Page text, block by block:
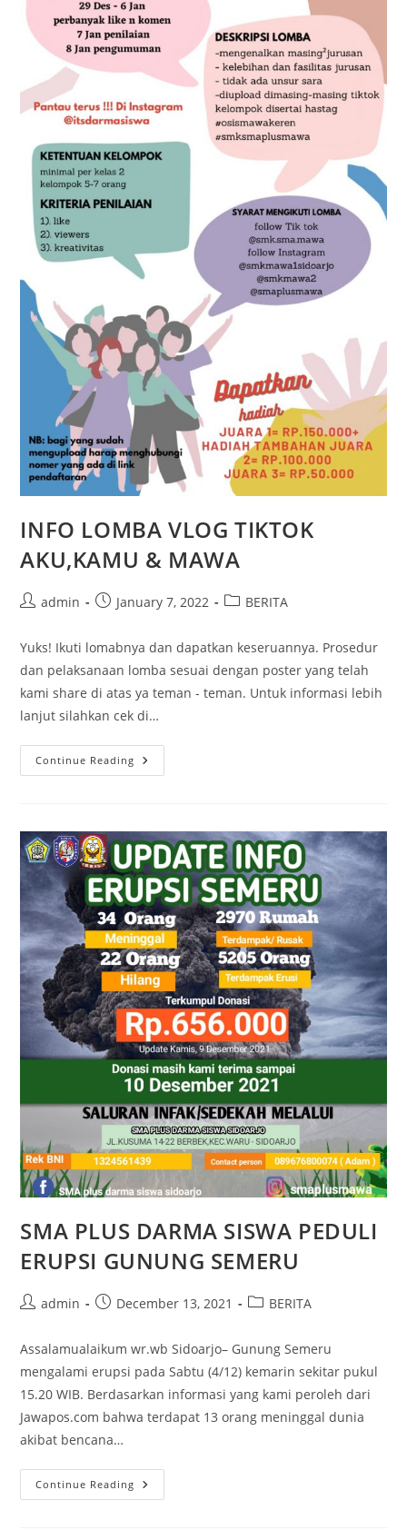
INFO LOMBA VLOG TIKTOK
AKU,KAMU & MAWA
Postadmin
PostJanuary 7, 2022
PostBERITA
Yuks! Ikuti lomabnya dan dapatkan keseruannya. Prosedur
dan pelaksanaan lomba sesuai dengan poster yang telah
kami share di atas ya teman - teman. Untuk informasi lebih
lanjut silahkan cek di…
Continue Reading INFO
LOMBA
MAWA
SMA PLUS DARMA SISWA PEDULI
ERUPSI GUNUNG SEMERU
Postadmin
PostDecember 13, 2021
PostBERITA
Assalamualaikum wr.wb Sidoarjo– Gunung Semeru
mengalami erupsi pada Sabtu (4/12) kemarin sekitar pukul
15.20 WIB. Berdasarkan informasi yang kami peroleh dari
Jawapos.com bahwa terdapat 13 orang meninggal dunia
akibat bencana…
Continue Reading SMA
PLUS